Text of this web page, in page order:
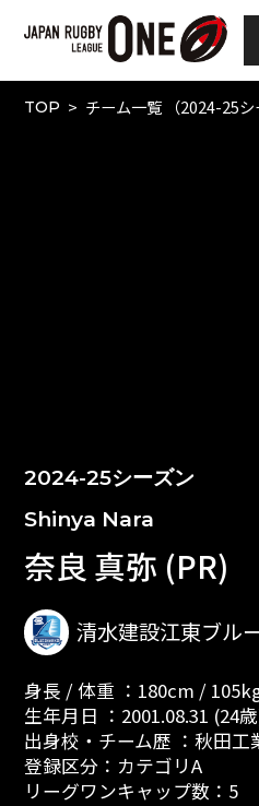
TOP チーム一覧 （2024-25シ
2024-25シーズン
Shinya Nara
奈良 真弥 (PR)
清水建設江東ブル
身長 / 体重 ：180cm /
生年月日 ：2001.08.31 (24
出身校・チーム歴 ：秋田工
登録区分：カテゴリA
リーグワンキャップ数：5